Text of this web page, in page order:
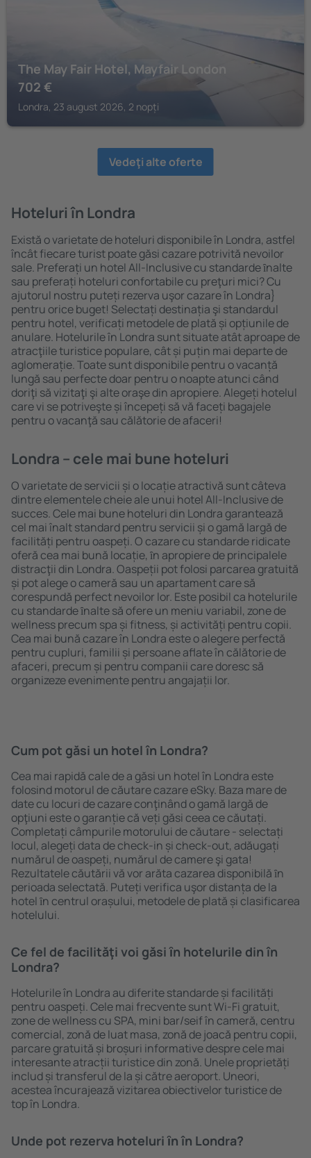
The May Fair Hotel, Mayfair London
702 €
Londra, 23 august 2026, 2 nopți
Vedeţi alte oferte
Hoteluri în Londra
Există o varietate de hoteluri disponibile în Londra, astfel
încât fiecare turist poate găsi cazare potrivită nevoilor
sale. Preferați un hotel All-Inclusive cu standarde ȋnalte
sau preferați hoteluri confortabile cu preţuri mici? Cu
ajutorul nostru puteți rezerva uşor cazare în Londra}
pentru orice buget! Selectați destinația şi standardul
pentru hotel, verificați metodele de plată și opțiunile de
anulare. Hotelurile în Londra sunt situate atât aproape de
atracţiile turistice populare, cât și puțin mai departe de
aglomerație. Toate sunt disponibile pentru o vacanță
lungă sau perfecte doar pentru o noapte atunci când
doriţi să vizitaţi şi alte oraşe din apropiere. Alegeți hotelul
care vi se potriveşte și începeți să vă faceți bagajele
pentru o vacanţă sau călătorie de afaceri!
Londra – cele mai bune hoteluri
O varietate de servicii și o locație atractivă sunt câteva
dintre elementele cheie ale unui hotel All-Inclusive de
succes. Cele mai bune hoteluri din Londra garantează
cel mai înalt standard pentru servicii și o gamă largă de
facilități pentru oaspeți. O cazare cu standarde ridicate
oferă cea mai bună locație, ȋn apropiere de principalele
distracţii din Londra. Oaspeții pot folosi parcarea gratuită
și pot alege o cameră sau un apartament care să
corespundă perfect nevoilor lor. Este posibil ca hotelurile
cu standarde ȋnalte să ofere un meniu variabil, zone de
wellness precum spa și fitness, și activități pentru copii.
Cea mai bună cazare în Londra este o alegere perfectă
pentru cupluri, familii și persoane aflate în călătorie de
afaceri, precum și pentru companii care doresc să
organizeze evenimente pentru angajații lor.
Cum pot găsi un hotel în Londra?
Cea mai rapidă cale de a găsi un hotel în Londra este
folosind motorul de căutare cazare eSky. Baza mare de
date cu locuri de cazare conţinând o gamă largă de
opţiuni este o garanție că veți găsi ceea ce căutați.
Completați câmpurile motorului de căutare - selectați
locul, alegeți data de check-in și check-out, adăugați
numărul de oaspeți, numărul de camere şi gata!
Rezultatele căutării vă vor arăta cazarea disponibilă ȋn
perioada selectată. Puteți verifica uşor distanța de la
hotel ȋn centrul orașului, metodele de plată și clasificarea
hotelului.
Ce fel de facilităţi voi găsi ȋn hotelurile din în
Londra?
Hotelurile în Londra au diferite standarde și facilități
pentru oaspeți. Cele mai frecvente sunt Wi-Fi gratuit,
zone de wellness cu SPA, mini bar/seif în cameră, centru
comercial, zonă de luat masa, zonă de joacă pentru copii,
parcare gratuită și broșuri informative despre cele mai
interesante atracții turistice din zonă. Unele proprietăți
includ și transferul de la și către aeroport. Uneori,
acestea încurajează vizitarea obiectivelor turistice de
top în Londra.
Unde pot rezerva hoteluri ȋn în Londra?